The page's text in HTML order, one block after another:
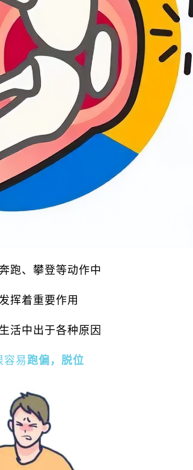
跑、攀登等动作中
挥着重要作用
活中出于各种原因
容易跑偏，脱位